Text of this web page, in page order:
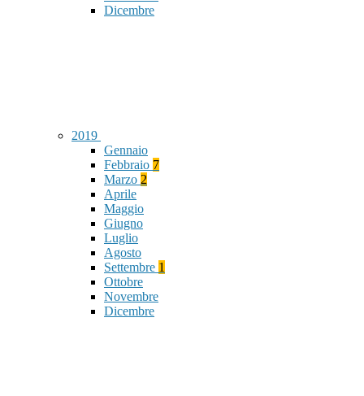
Dicembre
2019
Gennaio
Febbraio 7
Marzo 2
Aprile
Maggio
Giugno
Luglio
Agosto
Settembre 1
Ottobre
Novembre
Dicembre